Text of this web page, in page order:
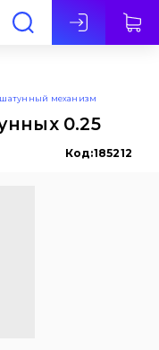
механизм
0.25
Код:185212